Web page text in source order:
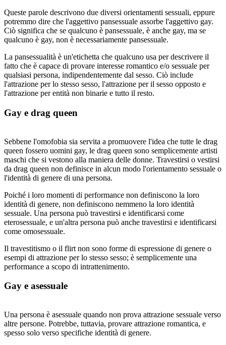
Queste parole descrivono due diversi orientamenti sessuali, eppure
potremmo dire che l'aggettivo pansessuale assorbe l'aggettivo gay.
Ciò significa che se qualcuno è pansessuale, è anche gay, ma se
qualcuno è gay, non è necessariamente pansessuale.
La pansessualità è un'etichetta che qualcuno usa per descrivere il
fatto che è capace di provare interesse romantico e/o sessuale per
qualsiasi persona, indipendentemente dal sesso. Ciò include
l'attrazione per lo stesso sesso, l'attrazione per il sesso opposto e
l'attrazione per entità non binarie e tutto il resto.
Gay e drag queen
Sebbene l'omofobia sia servita a promuovere l'idea che tutte le drag
queen fossero uomini gay, le drag queen sono semplicemente artisti
maschi che si vestono alla maniera delle donne. Travestirsi o vestirsi
da drag queen non definisce in alcun modo l'orientamento sessuale o
l'identità di genere di una persona.
Poiché i loro momenti di performance non definiscono la loro
identità di genere, non definiscono nemmeno la loro identità
sessuale. Una persona può travestirsi e identificarsi come
eterosessuale, e un'altra persona può anche travestirsi e identificarsi
come omosessuale.
Il travestitismo o il flirt non sono forme di espressione di genere o
esempi di attrazione per lo stesso sesso; è semplicemente una
performance a scopo di intrattenimento.
Gay e asessuale
Una persona è asessuale quando non prova attrazione sessuale verso
altre persone. Potrebbe, tuttavia, provare attrazione romantica, e
spesso solo verso specifiche identità di genere.